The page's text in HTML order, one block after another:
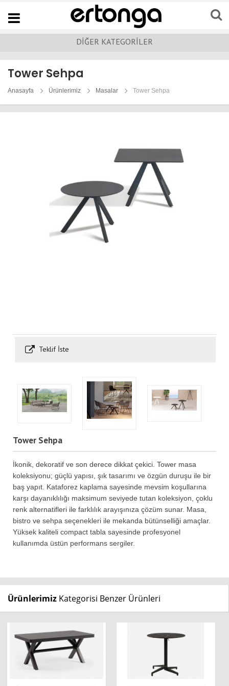
Navigation
DİĞER KATEGORİLER
Tower Sehpa
Anasayfa Ürünlerimiz Masalar Tower Sehpa
Teklif İste
Tower Sehpa
İkonik, dekoratif ve son derece dikkat çekici. Tower masa
koleksiyonu; güçlü yapısı, şık tasarımı ve özgün duruşu ile bir
baş yapıt. Kataforez kaplama sayesinde mevsim koşullarına
karşı dayanıklılığı maksimum seviyede tutan koleksiyon, çoklu
renk alternatifleri ile farklılık arayışınıza çözüm sunar. Masa,
bistro ve sehpa seçenekleri ile mekanda bütünselliği amaçlar.
Yüksek kaliteli compact tabla sayesinde profesyonel
kullanımda üstün performans sergiler.
Ürünlerimiz Kategorisi Benzer Ürünleri